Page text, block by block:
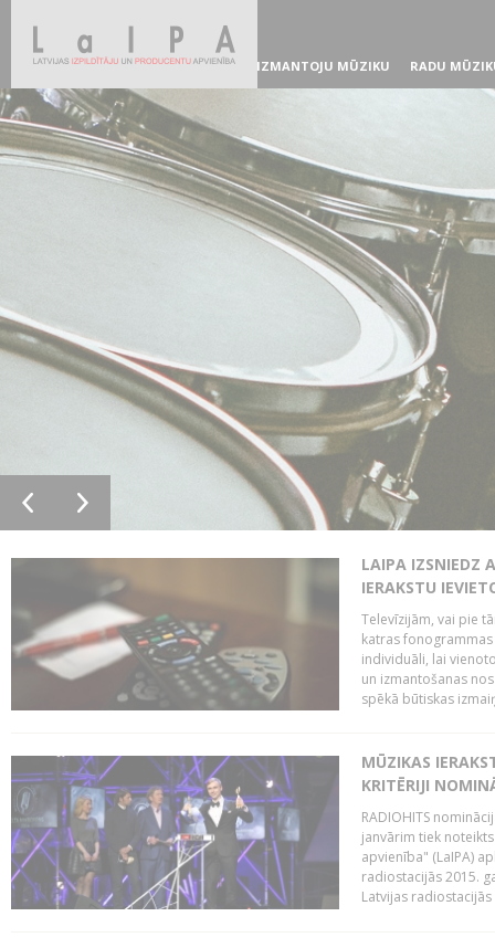
IZMANTOJU MŪZIKU RADU
LAIPA IZSNIEDZ
IERAKSTU
Televīzijām, vai pie
katras
individuāli, lai
un izmantošanas
spēkā būtiskas
MŪZIKAS
KRITĒRIJI
RADIOHITS
janvārim tiek
apvienība" (LaIPA)
radiostacijās 2015.
Latvijas